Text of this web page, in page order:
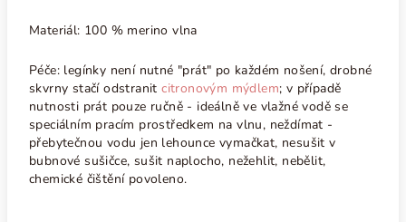
Materiál: 100 % merino vlna
Péče: legínky není nutné "prát" po každém nošení, drobné
skvrny stačí odstranitcitronovým mýdlem; v případě
nutnosti prát pouze ručně - ideálně ve vlažné vodě se
speciálním pracím prostředkem na vlnu, neždímat -
přebytečnou vodu jen lehounce vymačkat, nesušit v
bubnové sušičce, sušit naplocho, nežehlit, nebělit,
chemické čištění povoleno.